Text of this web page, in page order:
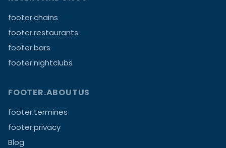
footer.chains
footer.restaurants
footer.bars
footer.nightclubs
FOOTER.ABOUTUS
footer.termines
footer.privacy
Blog